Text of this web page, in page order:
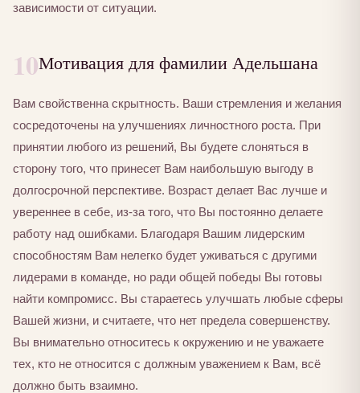
зависимости от ситуации.
10Мотивация для фамилии Адельшана
Вам свойственна скрытность. Ваши стремления и желания
сосредоточены на улучшениях личностного роста. При
принятии любого из решений, Вы будете слоняться в
сторону того, что принесет Вам наибольшую выгоду в
долгосрочной перспективе. Возраст делает Вас лучше и
увереннее в себе, из-за того, что Вы постоянно делаете
работу над ошибками. Благодаря Вашим лидерским
способностям Вам нелегко будет уживаться с другими
лидерами в команде, но ради общей победы Вы готовы
найти компромисс. Вы стараетесь улучшать любые сферы
Вашей жизни, и считаете, что нет предела совершенству.
Вы внимательно относитесь к окружению и не уважаете
тех, кто не относится с должным уважением к Вам, всё
должно быть взаимно.